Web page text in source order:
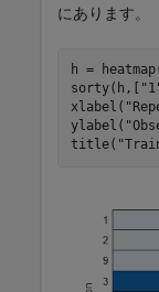
にあります。
h =
sorty(h,[
xlabel(
ylabel(
title(